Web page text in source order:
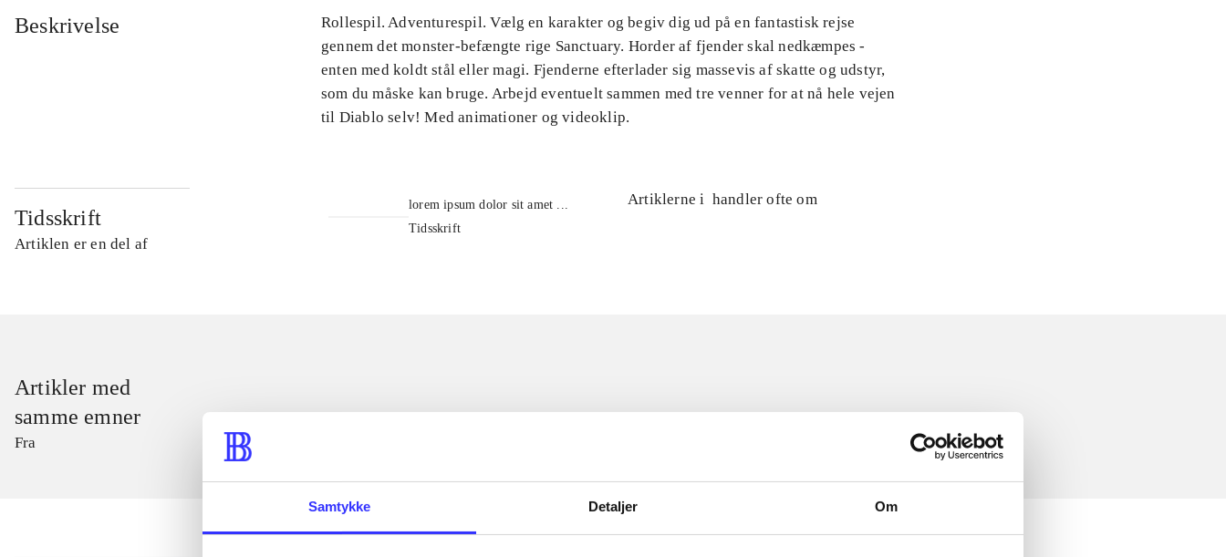
Samtykke Detaljer Om
Beskrivelse
Rollespil. Adventurespil. Vælg en karakter og begiv dig ud på en fantastisk rejse
gennem det monster-befængte rige Sanctuary. Horder af fjender skal nedkæmpes -
enten med koldt stål eller magi. Fjenderne efterlader sig massevis af skatte og udstyr,
som du måske kan bruge. Arbejd eventuelt sammen med tre venner for at nå hele vejen
til Diablo selv! Med animationer og videoklip.
Tidsskrift
Artiklen er en del af
lorem ipsum dolor sit amet ...
Tidsskrift
Artiklerne i handler ofte om
Artikler med
samme emner
Fra